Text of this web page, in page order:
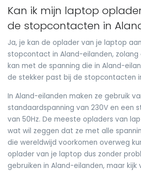
Kan ik mijn laptop
de stopcontacten in
Ja, je kan de oplader van je laptop
stopcontact in Aland-eilanden,
kan met de spanning die in Aland-
de stekker past bij de stopcontacten
In Aland-eilanden maken ze gebruik
standaardspanning van 230V en een
van 50Hz. De meeste opladers van
wat wil zeggen dat ze met alle
die wereldwijd voorkomen overweg
oplader van je laptop dus zonder
gebruiken in Aland-eilanden, maar kijk